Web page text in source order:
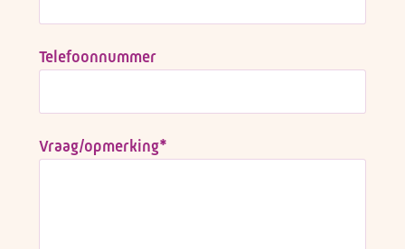
Telefoonnummer
Vraag/opmerking*